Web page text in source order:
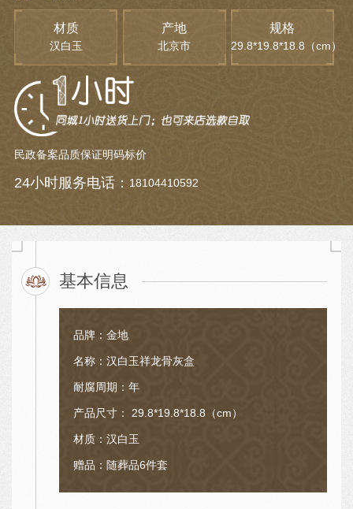
材质
汉白玉
产地
北京市
规格
29.8*19.8*18.8（cm）
民政备案品质保证明码标价
24小时服务电话： 18104410592
基本信息
品牌：金地
名称：汉白玉祥龙骨灰盒
耐腐周期：年
产品尺寸： 29.8*19.8*18.8（cm）
材质：汉白玉
赠品：随葬品6件套